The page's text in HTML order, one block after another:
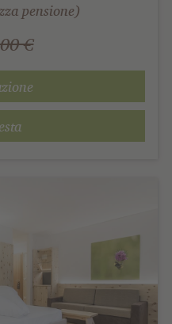
pensione)
€